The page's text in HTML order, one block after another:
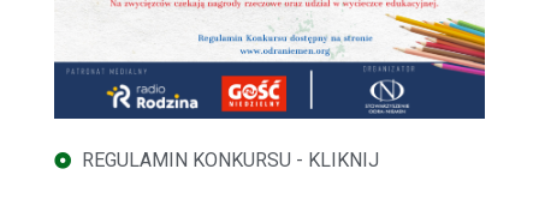
REGULAMIN KONKURSU - KLIKNIJ